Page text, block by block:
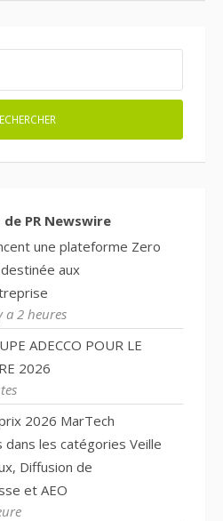
PR Newswire
une plateforme Zero
aux
a 2 heures
ADECCO POUR LE
2026
2026 MarTech
les catégories Veille
Diffusion de
et AEO